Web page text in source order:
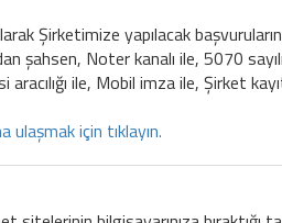
Şirketimize yapılacak
şahsen, Noter kanalı ile, 5070
ile, Mobil imza ile, Şirket
ulaşmak için tıklayın.